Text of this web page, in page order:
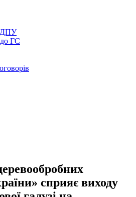
ГС
сприяє виходу